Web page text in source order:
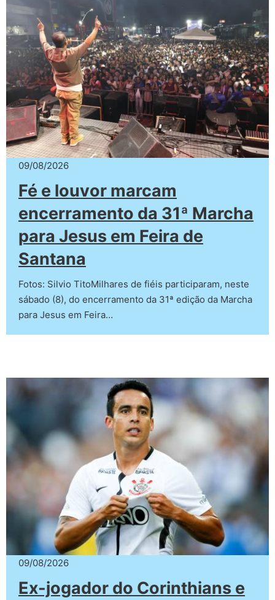
09/08/2026
Fé e louvor marcam
encerramento da 31ª Marcha
para Jesus em Feira de
Santana
Fotos: Silvio TitoMilhares de fiéis participaram, neste
sábado (8), do encerramento da 31ª edição da Marcha
para Jesus em Feira…
09/08/2026
Ex-jogador do Corinthians e